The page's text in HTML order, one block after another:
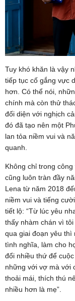
Tuy khó khăn là vậy
tiếp tục cố gắng vực
hơn. Có thể nói,
chính mà còn thử
đối diện với nghịch
đó đã tạo nên một
lan tỏa niềm vui và
quanh.
Không chỉ trong
cũng luôn tràn đầy
Lena từ năm 2018
niềm vui và tiếng
tiết lộ: “Từ lúc yêu
thấy nhàm chán vì
qua giai đoạn yêu
tình nghĩa, làm cho
đổi nhiều thứ để
những với vợ mà với
thoải mái, thích thú
nhiều hơn là mẹ”.